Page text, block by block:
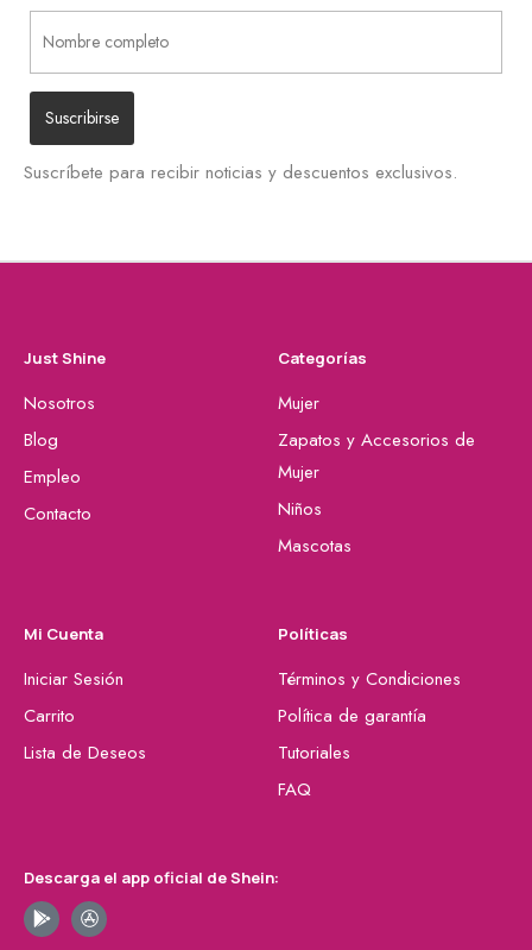
Suscríbete para recibir noticias y descuentos exclusivos.
Just Shine
Nosotros
Blog
Empleo
Contacto
Categorías
Mujer
Zapatos y Accesorios de
Mujer
Niños
Mascotas
Mi Cuenta
Iniciar Sesión
Carrito
Lista de Deseos
Políticas
Términos y Condiciones
Política de garantía
Tutoriales
FAQ
Descarga el app oficial de Shein: